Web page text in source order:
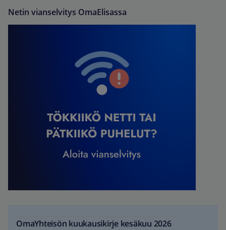
Netin vianselvitys OmaElisassa
OmaYhteisön kuukausikirje kesäkuu 2026